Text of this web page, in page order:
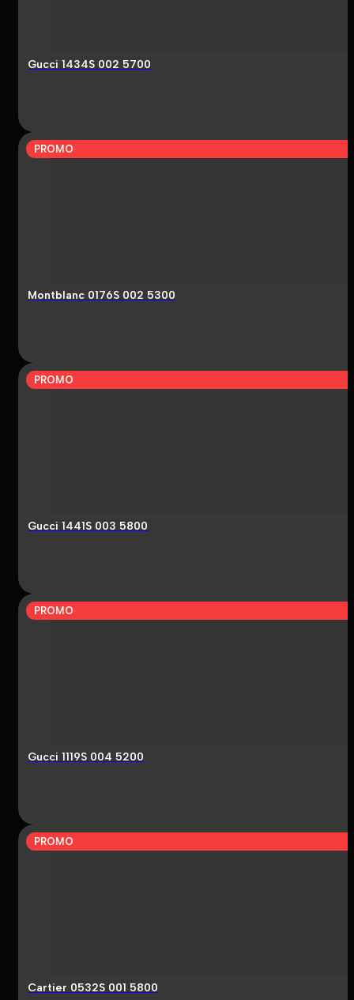
Gucci 1434S 002 5700
PROMO
Montblanc 0176S 002 5300
PROMO
Gucci 1441S 003 5800
PROMO
Gucci 1119S 004 5200
PROMO
Cartier 0532S 001 5800